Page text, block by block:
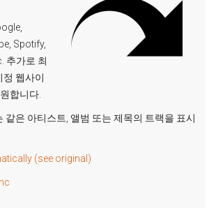
Spotify,
추가로 최
정 웹사이
합니다.
같은 아티스트, 앨범 또는 제목의 트랙을 표시
(see original)